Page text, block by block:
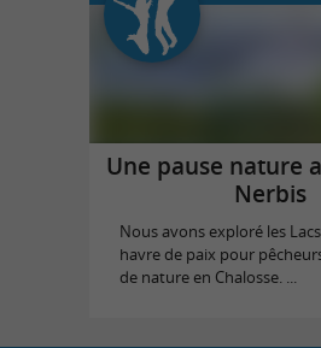
Une pause nature
Nerbis
Nous avons exploré les
havre de paix pour
de nature en Chalosse. ...